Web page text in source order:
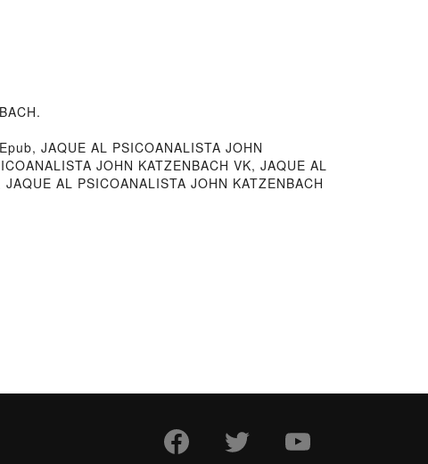
JAQUE AL PSICOANALISTA JOHN
JOHN KATZENBACH VK, JAQUE AL
AL PSICOANALISTA JOHN KATZENBACH